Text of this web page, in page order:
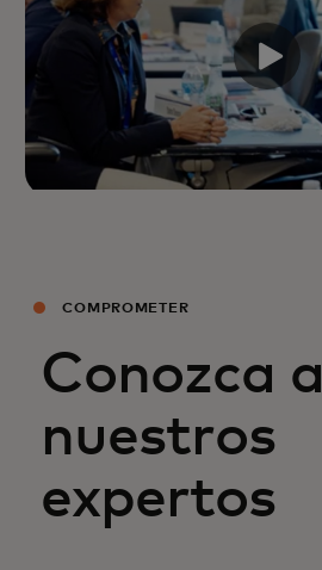
COMPROMETER
Conozca a
nuestros
expertos